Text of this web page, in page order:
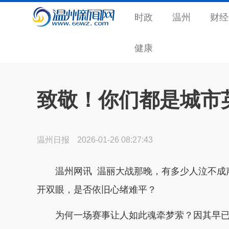
时政 温州 财经
健康
致敬！你们都是城市
温州日报 2026-01-26 08:27:43
温州网讯 温丽大战那晚，有多少人泣不
开双眼，是否依旧心绪难平？
为何一场赛事让人如此魂牵梦萦？因其早